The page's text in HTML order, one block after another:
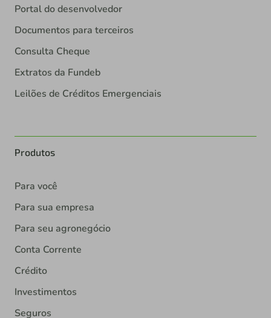
Portal do desenvolvedor
Documentos para terceiros
Consulta Cheque
Extratos da Fundeb
Leilões de Créditos Emergenciais
Produtos
Para você
Para sua empresa
Para seu agronegócio
Conta Corrente
Crédito
Investimentos
Seguros